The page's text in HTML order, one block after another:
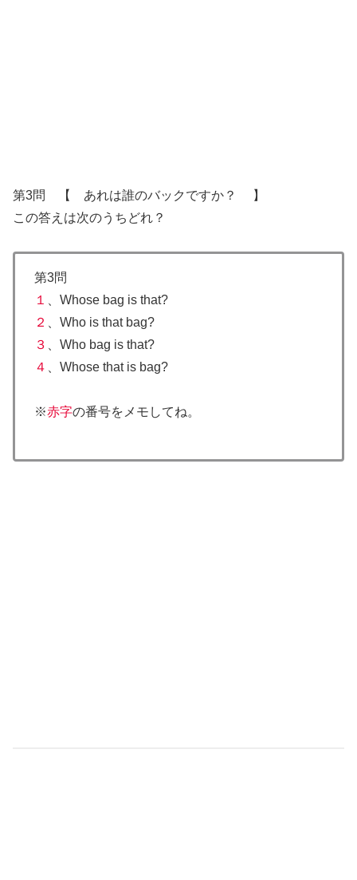
第3問 【 あれは誰のバックですか？ 】
この答えは次のうちどれ？
第3問
１
、Whose bag is that?
２
、Who is that bag?
３
、Who bag is that?
４
、Whose that is bag?
※赤字の番号をメモしてね。